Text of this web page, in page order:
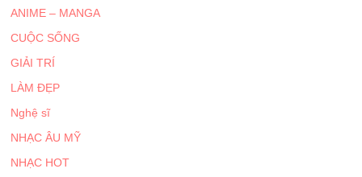
ANIME – MANGA
CUỘC SỐNG
GIẢI TRÍ
LÀM ĐẸP
Nghệ sĩ
NHẠC ÂU MỸ
NHẠC HOT